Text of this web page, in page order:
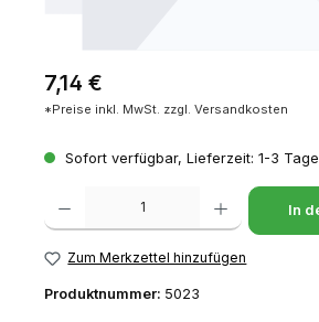
Regulärer Preis:
7,14 €
*Preise inkl. MwSt. zzgl. Versandkosten
Sofort verfügbar, Lieferzeit: 1-3 Tage
Produkt Anzahl: Gib den gewünschten
In
Zum Merkzettel hinzufügen
Produktnummer: 5023